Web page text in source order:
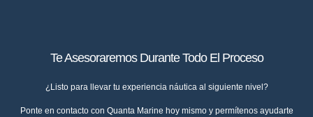
Te Asesoraremos Durante Todo El Proceso
¿Listo para llevar tu experiencia náutica al siguiente nivel?
Ponte en contacto con Quanta Marine hoy mismo y permítenos ayudarte